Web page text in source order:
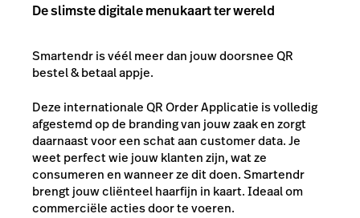
De slimste digitale menukaart ter wereld
Smartendr is véél meer dan jouw doorsnee QR
bestel & betaal appje.
Deze internationale QR Order Applicatie is volledig
afgestemd op de branding van jouw zaak en zorgt
daarnaast voor een schat aan customer data. Je
weet perfect wie jouw klanten zijn, wat ze
consumeren en wanneer ze dit doen. Smartendr
brengt jouw cliënteel haarfijn in kaart. Ideaal om
commerciële acties door te voeren.